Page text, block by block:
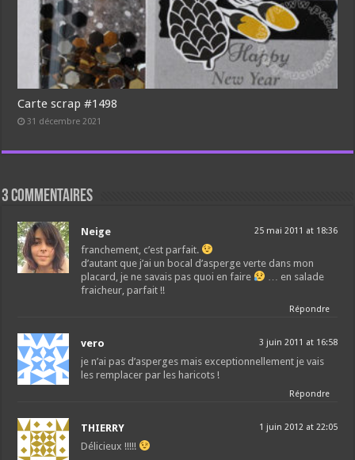
Carte scrap #1498
31 décembre 2021
3 commentaires
Neige 25 mai 2011 at 18:36
franchement, c’est parfait.
d’autant que j’ai un bocal d’asperge verte dans mon
placard, je ne savais pas quoi en faire
… en salade
fraicheur, parfait !!
Répondre
vero 3 juin 2011 at 16:58
je n’ai pas d’asperges mais exceptionnellement je vais
les remplacer par les haricots !
Répondre
THIERRY 1 juin 2012 at 22:05
Délicieux !!!!!